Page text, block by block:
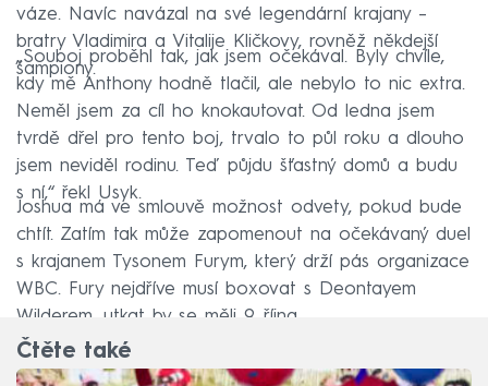
váze. Navíc navázal na své legendární krajany –⁠
bratry Vladimira a Vitalije Kličkovy, rovněž někdejší
šampiony.
„Souboj proběhl tak, jak jsem očekával. Byly chvíle,
kdy mě Anthony hodně tlačil, ale nebylo to nic extra.
Neměl jsem za cíl ho knokautovat. Od ledna jsem
tvrdě dřel pro tento boj, trvalo to půl roku a dlouho
jsem neviděl rodinu. Teď půjdu šťastný domů a budu
s ní,“ řekl Usyk.
Joshua má ve smlouvě možnost odvety, pokud bude
chtít. Zatím tak může zapomenout na očekávaný duel
s krajanem Tysonem Furym, který drží pás organizace
WBC. Fury nejdříve musí boxovat s Deontayem
Wilderem, utkat by se měli 9. října.
Čtěte také